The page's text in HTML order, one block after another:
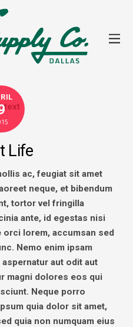
Life
ac, feugiat sit amet
neque, et bibendum
tortor vel fringilla
ante, id egestas nisi
lorem, accumsan sed
Nemo enim ipsam
aut odit aut
magni dolores eos qui
Neque porro
quia dolor sit amet,
quia non numquam eius